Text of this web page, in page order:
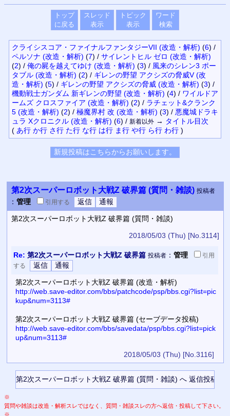
トップ
に戻る
スレッド
表示
トピック
表示
ワード
検索
クライシスコア・ファイナルファンタジーVII (改造・解析) (6) /
ペルソナ (改造・解析) (7) / サイレントヒル ゼロ (改造・解析)
(2) / 俺の屍を越えてゆけ (改造・解析) (3) / 風来のシレン3 ポー
タブル (改造・解析) (2) / ギレンの野望 アクシズの脅威V (改
造・解析) (5) / ギレンの野望 アクシズの脅威 (改造・解析) (3) /
機動戦士ガンダム 新ギレンの野望 (改造・解析) (4) / ワイルドア
ームズ クロスファイア (改造・解析) (2) / ラチェット&クランク
5 (改造・解析) (2) / 極魔界村 改 (改造・解析) (3) / 悪魔城ドラキ
ュラ Xクロニクル (改造・解析) (6) / 新着以外 → タイトル目次
( あ行 か行 さ行 た行 な行 は行 ま行 や行 ら行 わ行 )
第2次スーパーロボット大戦Z 破界篇 (質問・雑談) 投稿者
： 管理 引用する
第2次スーパーロボット大戦Z 破界篇 (質問・雑談)
2018/05/03 (Thu) [No.3114]
Re: 第2次スーパーロボット大戦Z 破界篇 投稿者： 管理
引用
する
第2次スーパーロボット大戦Z 破界篇 (改造・解析)
http://web.save-editor.com/bbs/patchcode/psp/bbs.cgi?list=pic
kup&num=3113#
第2次スーパーロボット大戦Z 破界篇 (セーブデータ投稿)
http://web.save-editor.com/bbs/savedata/psp/bbs.cgi?list=pick
up&num=3113#
2018/05/03 (Thu) [No.3116]
※
質問や雑談は改造・解析スレではなく、質問・雑談スレの方へ返信・投稿して下さい。
※